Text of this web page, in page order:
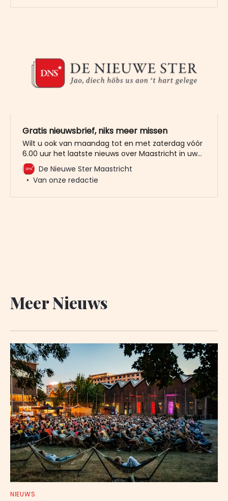
Gratis nieuwsbrief, niks meer missen
Wilt u ook van maandag tot en met zaterdag vóór
6.00 uur het laatste nieuws over Maastricht in uw
mailbox? Meld u dan gratis aan voor de nieuwbrief
van De Nieuwe Ster. Meer dan 20.000 trouwe lezers
gingen u al voor. Het enige wat wij van u vragen
De Nieuwe Ster Maastricht
Van onze redactie
Meer Nieuws
NIEUWS